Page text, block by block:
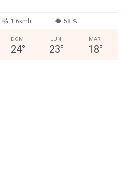
1.6kmh 58 %
DOM
24°
LUN
23°
MAR
18°